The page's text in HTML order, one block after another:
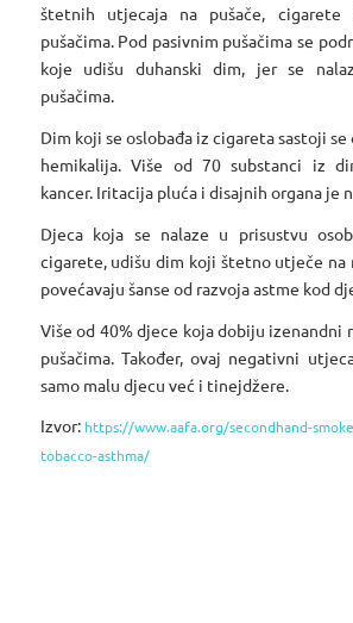
štetnih utjecaja na pušače, cigarete
pušačima. Pod pasivnim pušačima se
koje udišu duhanski dim, jer se
pušačima.
Dim koji se oslobađa iz cigareta sastoji
hemikalija. Više od 70 substanci iz
kancer. Iritacija pluća i disajnih organa je
Djeca koja se nalaze u prisustvu
cigarete, udišu dim koji štetno utječe na
povećavaju šanse od razvoja astme kod
Više od 40% djece koja dobiju izenandni
pušačima. Također, ovaj negativni
samo malu djecu već i tinejdžere.
Izvor: https://www.aafa.org/secondhand-
tobacco-asthma/